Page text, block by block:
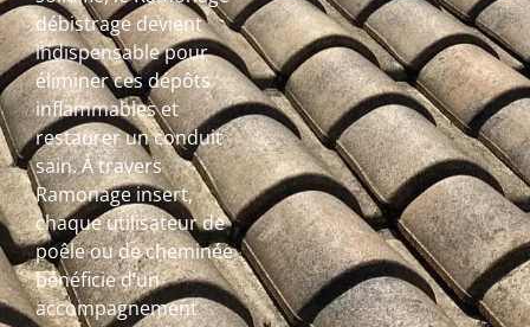
débistrage devient
indispensable pour
éliminer ces dépôts
inflammables et
restaurer un conduit
sain. À travers
Ramonage insert,
chaque utilisateur de
poêle ou de cheminée
bénéficie d’un
accompagnement